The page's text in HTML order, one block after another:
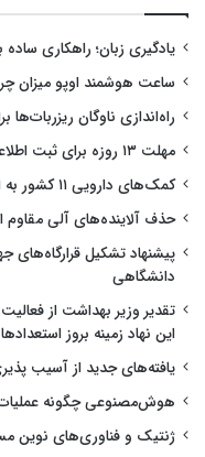
یادگیری زبان؛ راهکاری ساده
ساعت هوشمند اوپو میزان
راه‌اندازی ناوگان
مهلت ۱۳ روزه برای ثبت اطلاعات کالاهای پزشکی
کمک‌های دارویی ۱۱ کشور به ایران در دوران جنگ
حذف آلاینده‌های آلی مقاوم
پیشنهاد تشکیل
دانشگاهی
تقدیر وزیر بهداشت از
این نهاد زمینه بروز
یافته‌های جدید از آسیب
هوش‌مصنوعی چگونه عملیات
ژنتیک و فناوری‌های نوین